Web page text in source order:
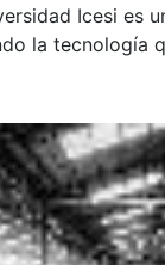
Icesi es
la tecnología